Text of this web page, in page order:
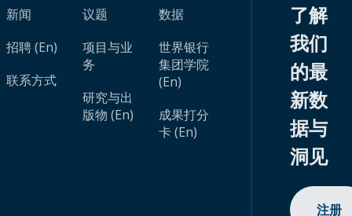
新闻
招聘 (En)
联系方式
议题
项目与业
务
研究与出
版物 (En)
数据
世界银行
集团学院
(En)
成果打分
卡 (En)
了解
我们
的最
新数
据与
洞见
注册